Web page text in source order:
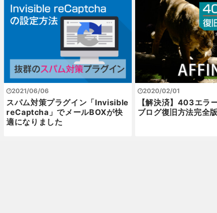
2021/06/06
スパム対策プラグイン「Invisible
reCaptcha」でメールBOXが快
適になりました
2020/02/01
【解決済】403エラ
ブログ復旧方法完全